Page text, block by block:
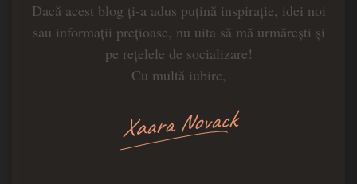
Dacă acest blog ți-a adus puțină inspirație, idei noi
sau informații prețioase, nu uita să mă urmărești și
pe rețelele de socializare!
Cu multă iubire,
Xaara Novack